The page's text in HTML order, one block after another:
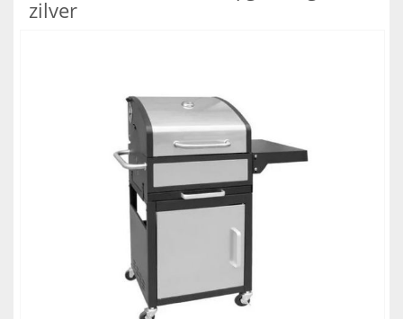
zilver